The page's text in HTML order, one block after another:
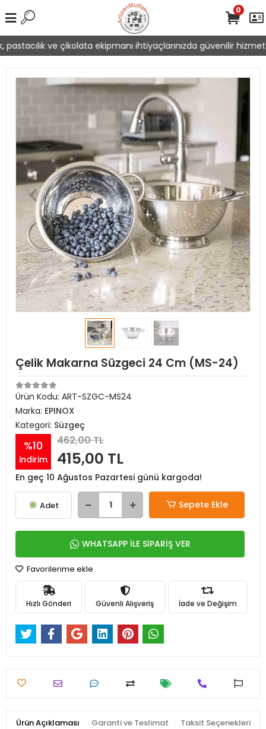
ve çikolata ekipmanı ihtiyaçlarınızda güvenilir hizmet
0
Çelik Makarna Süzgeci 24 Cm (MS-24)
Ürün Kodu: ART-SZGC-MS24
Marka: EPINOX
Kategori: Süzgeç
%10
indirim
462,00 TL
415,00 TL
En geç 10 Ağustos Pazartesi günü kargoda!
Adet Sepete Ekle
WHATSAPP İLE SİPARİŞ VER
Favorilerime ekle
Hızlı Gönderi Güvenli Alışveriş İade ve Değişim
Ürün Açıklaması Garanti ve Teslimat Taksit Seçenekleri